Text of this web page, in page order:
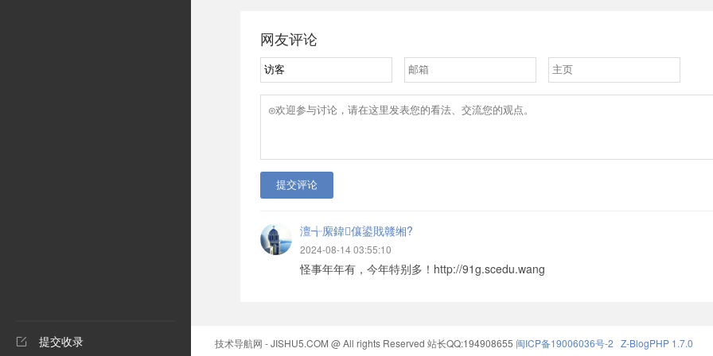
 提交收录
网友评论
提交评论
澶╅緳鍏儴鍙戝竷缃?
2024-08-14 03:55:10
怪事年年有，今年特别多！http://91g.scedu.wang
技术导航网 - JISHU5.COM @ All rights Reserved 站长QQ:194908655 闽ICP备19006036号-2 Z-BlogPHP 1.7.0